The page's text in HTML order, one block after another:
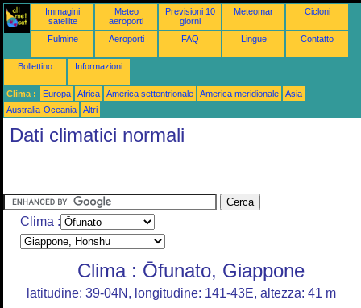
Immagini
satellite
Meteo
aeroporti
Previsioni 10
giorni
Meteomar Cicloni
Fulmine Aeroporti FAQ Lingue Contatto
Bollettino Informazioni
Clima : Europa Africa America settentrionale America meridionale
Asia
Australia-Oceania
Altri
Dati climatici normali
Clima :
Clima : Ōfunato, Giappone
latitudine: 39-04N, longitudine: 141-43E, altezza: 41 m